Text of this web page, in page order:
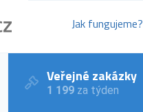
Jak fungujeme?
Veřejné zakázky
1 199 za týden